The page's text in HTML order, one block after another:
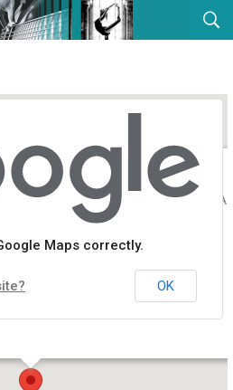
des Jardins de l’Empereur -
Maps correctly.
OK